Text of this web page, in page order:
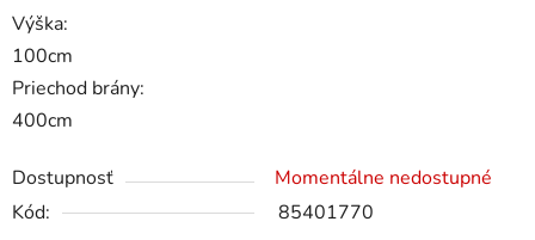
Výška:
100cm
Priechod brány:
400cm
Dostupnosť
Momentálne nedostupné
Kód:
85401770